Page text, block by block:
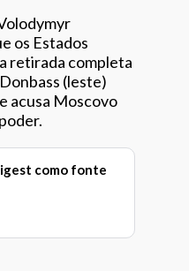
artigo
os Estados
retirada completa
(leste)
acusa Moscovo
como fonte